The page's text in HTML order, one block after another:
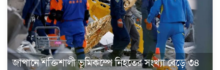
জাপানে শক্তিশালী ভূমিকম্পে নিহতের সংখ্যা বেড়ে ৩৪